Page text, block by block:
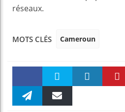
réseaux.
MOTS CLÉS Cameroun
Faceboo Twitter